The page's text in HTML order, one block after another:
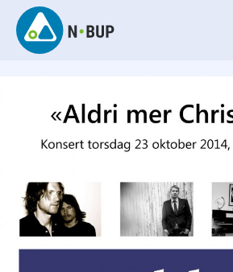
Skip
content